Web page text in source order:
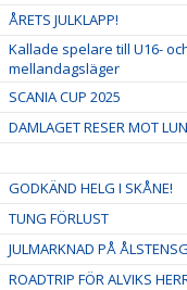
ÅRETS JULKLAPP!
Kallade spelare till U16-
mellandagsläger
SCANIA CUP 2025
DAMLAGET RESER MOT
GODKÄND HELG I SKÅNE!
TUNG FÖRLUST
JULMARKNAD PÅ
ROADTRIP FÖR ALVIKS